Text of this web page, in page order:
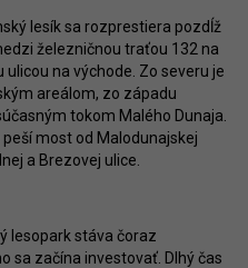
lesík sa rozprestiera pozdĺž
železničnou traťou 132 na
na východe. Zo severu je
areálom, zo západu
tokom Malého Dunaja.
most od Malodunajskej
a Brezovej ulice.
lesopark stáva čoraz
sa začína investovať. Dlhý čas